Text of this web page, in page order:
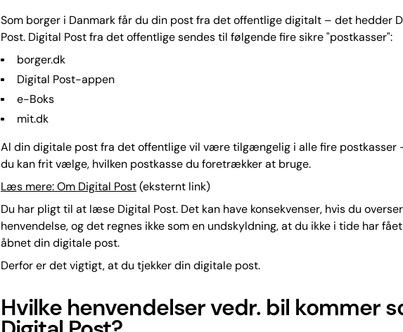
Som borger i Danmark får du din post fra det offentlige digitalt – det hedder
Post. Digital Post fra det offentlige sendes til følgende fire sikre "postkasser":
borger.dk
Digital Post-appen
e-Boks
mit.dk
Al din digitale post fra det offentlige vil være tilgængelig i alle fire postkasser
du kan frit vælge, hvilken postkasse du foretrækker at bruge.
Læs mere: Om Digital Post(eksternt link)
Du har pligt til at læse Digital Post. Det kan have konsekvenser, hvis du
henvendelse, og det regnes ikke som en undskyldning, at du ikke i tide har fået
åbnet din digitale post.
Derfor er det vigtigt, at du tjekker din digitale post.
Hvilke henvendelser vedr. bil kommer